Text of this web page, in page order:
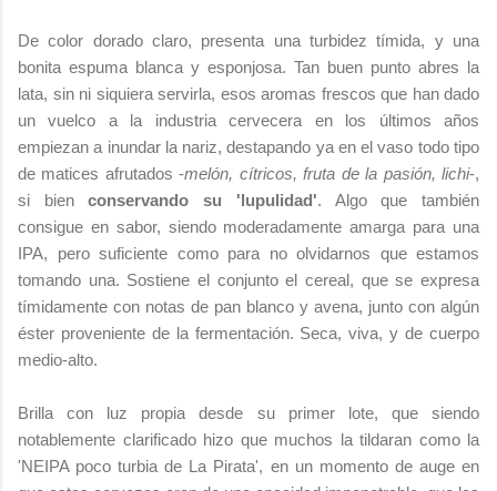
De color dorado claro, presenta una turbidez tímida, y una
bonita espuma blanca y esponjosa. Tan buen punto abres la
lata, sin ni siquiera servirla, esos aromas frescos que han dado
un vuelco a la industria cervecera en los últimos años
empiezan a inundar la nariz, destapando ya en el vaso todo tipo
de matices afrutados -melón, cítricos, fruta de la pasión, lichi-,
si bienconservando su 'lupulidad'. Algo que también
consigue en sabor, siendo moderadamente amarga para una
IPA, pero suficiente como para no olvidarnos que estamos
tomando una. Sostiene el conjunto el cereal, que se expresa
tímidamente con notas de pan blanco y avena, junto con algún
éster proveniente de la fermentación. Seca, viva, y de cuerpo
medio-alto.
Brilla con luz propia desde su primer lote, que siendo
notablemente clarificado hizo que muchos la tildaran como la
'NEIPA poco turbia de La Pirata', en un momento de auge en